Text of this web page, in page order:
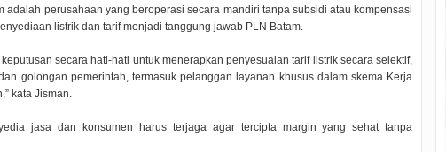
adalah perusahaan yang beroperasi secara mandiri tanpa subsidi atau kompensasi
listrik dan tarif menjadi tanggung jawab PLN Batam.
secara hati-hati untuk menerapkan penyesuaian tarif listrik secara selektif,
golongan pemerintah, termasuk pelanggan layanan khusus dalam skema Kerja
kata Jisman.
jasa dan konsumen harus terjaga agar tercipta margin yang sehat tanpa